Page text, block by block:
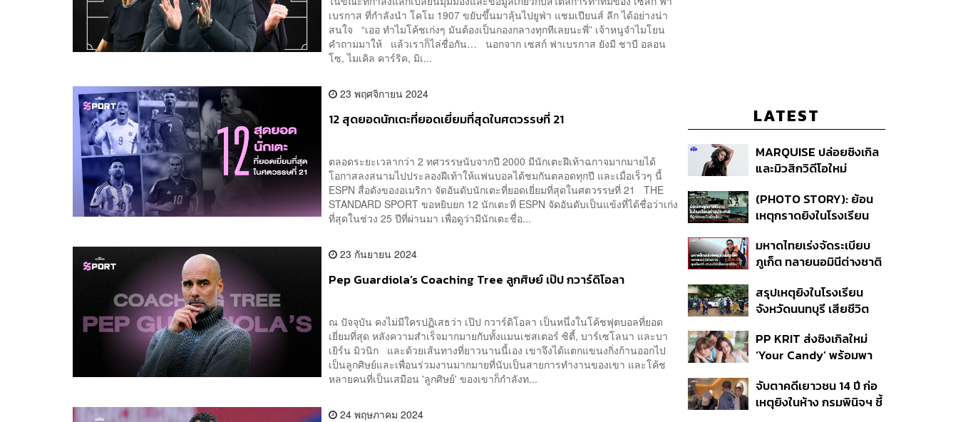
เบรกาส ที่กำลังนำ โคโม 1907 ขยับขึ้นมาลุ้นไปยูฟ่า แชมเปียนส์ ลีก ได้อย่างน่า
สนใจ “เออ ทำไมโค้ชเก่งๆ มันต้องเป็นกองกลางทุกทีเลยนะพี่” เจ้าหนูจำไมโยน
คำถามมาให้ แล้วเราก็ไล่ชื่อกัน… นอกจาก เซสก์ ฟาเบรกาส ยังมี ชาบี อลอน
โซ, ไมเคิล คาร์ริค, มิเ...
23 พฤศจิกายน 2024
12 สุดยอดนักเตะที่ยอดเยี่ยมที่สุดในศตวรรษที่ 21
ตลอดระยะเวลากว่า 2 ทศวรรษนับจากปี 2000 มีนักเตะฝีเท้าฉกาจมากมายได้
โอกาสลงสนามไปประลองฝีเท้าให้แฟนบอลได้ชมกันตลอดทุกปี และเมื่อเร็วๆ นี้
ESPN สื่อดังของอเมริกา จัดอันดับนักเตะที่ยอดเยี่ยมที่สุดในศตวรรษที่ 21 THE
STANDARD SPORT ขอหยิบยก 12 นักเตะที่ ESPN จัดอันดับเป็นแข้งที่ได้ชื่อว่าเก่ง
ที่สุดในช่วง 25 ปีที่ผ่านมา เพื่อดูว่ามีนักเตะชื่อ...
23 กันยายน 2024
Pep Guardiola’s Coaching Tree ลูกศิษย์ เป๊ป กวาร์ดิโอลา
ณ ปัจจุบัน คงไม่มีใครปฏิเสธว่า เป๊ป กวาร์ดิโอลา เป็นหนึ่งในโค้ชฟุตบอลที่ยอด
เยี่ยมที่สุด หลังความสำเร็จมากมายกับทั้งแมนเชสเตอร์ ซิตี้, บาร์เซโลนา และบา
เยิร์น มิวนิก และด้วยเส้นทางที่ยาวนานนี้เอง เขาจึงได้แตกแขนงกิ่งก้านออกไป
เป็นลูกศิษย์และเพื่อนร่วมงานมากมายที่นับเป็นสายการทำงานของเขา และโค้ช
หลายคนที่เป็นเสมือน 'ลูกศิษย์' ของเขาก็กำลังท...
24 พฤษภาคม 2024
LATEST
MARQUISE ปล่อยซิงเกิล
และมิวสิกวิดีโอใหม่
สัมพันธ์สุด Toxic
(PHOTO STORY): ย้อน
เหตุกราดยิงในโรงเรียน
นักเรียน
มหาดไทยเร่งจัดระเบียบ
ภูเก็ต ทลายนอมินีต่างชาติ
ที่ดิน เคลียร์ใบอนุญาต
โรงแรมค้าง 7 ปี
สรุปเหตุยิงในโรงเรียน
จังหวัดนนทบุรี เสียชีวิต
ปมค้นประวัติคดีกราดยิงที่
สหรัฐฯ
PP KRIT ส่งซิงเกิลใหม่
‘Your Candy’ พร้อมพา
สิกวิดีโอ
จับตาคดีเยาวชน 14 ปี ก่อ
เหตุยิงในห้าง กรมพินิจฯ ชี้